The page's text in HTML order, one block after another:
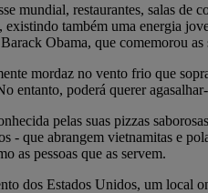
mundial, restaurantes, salas
também uma energia
Obama, que comemorou
mordaz no vento frio que
entanto, poderá querer
pelas suas pizzas
que abrangem vietnamitas e
as pessoas que as servem.
dos Estados Unidos, um local